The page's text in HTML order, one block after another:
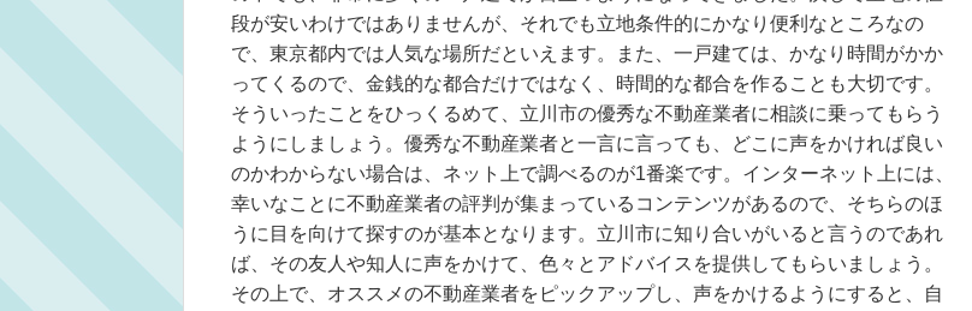
段が安いわけではありませんが、それでも立地条件的にかなり便利なところなの
で、東京都内では人気な場所だといえます。また、一戸建ては、かなり時間がかか
ってくるので、金銭的な都合だけではなく、時間的な都合を作ることも大切です。
そういったことをひっくるめて、立川市の優秀な不動産業者に相談に乗ってもらう
ようにしましょう。優秀な不動産業者と一言に言っても、どこに声をかければ良い
のかわからない場合は、ネット上で調べるのが1番楽です。インターネット上には、
幸いなことに不動産業者の評判が集まっているコンテンツがあるので、そちらのほ
うに目を向けて探すのが基本となります。立川市に知り合いがいると言うのであれ
ば、その友人や知人に声をかけて、色々とアドバイスを提供してもらいましょう。
その上で、オススメの不動産業者をピックアップし、声をかけるようにすると、自